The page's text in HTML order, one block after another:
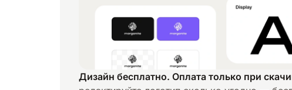
Дизайн бесплатно. Оплата только при